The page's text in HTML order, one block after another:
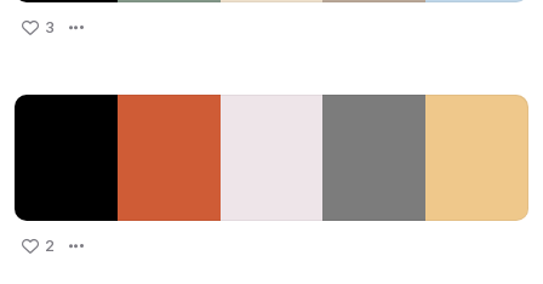
3
2